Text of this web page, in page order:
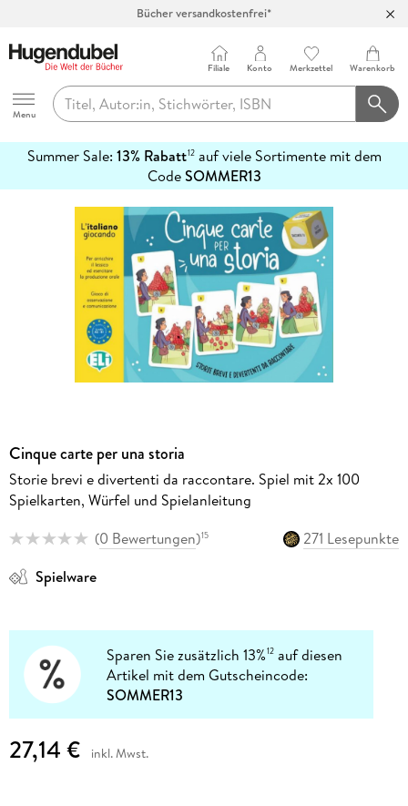
Bücher versandkostenfrei*
Abholung in über 100 Filialen
Hugendubel
Menu
Filiale Konto Merkzettel Warenkorb
Summer Sale: 13% Rabatt12auf viele Sortimente mit dem
CodeSOMMER13
erfahren
Cinque carte per una storia
Storie brevi e divertenti da raccontare. Spiel mit 2x 100
Spielkarten, Würfel und Spielanleitung
(0 Bewertungen)15
271 Lesepunkte
Spielware
Sparen Sie zusätzlich 13%12 auf diesen
Artikel mit dem Gutscheincode:
SOMMER13
27,14 € inkl. Mwst.